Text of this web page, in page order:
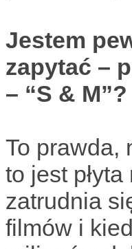
Jestem
zapytać –
– “S & M”?
To prawda,
to jest
zatrudnia
filmów i